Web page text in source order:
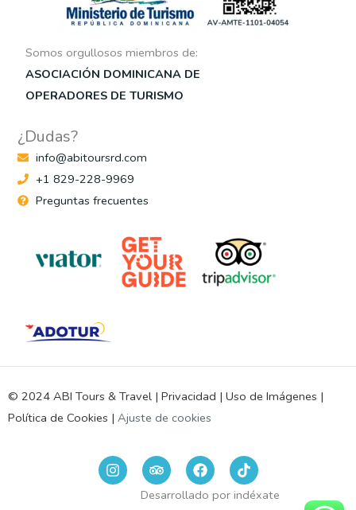
Somos orgullosos miembros de:
ASOCIACIÓN DOMINICANA DE
OPERADORES DE TURISMO
¿Dudas?
info@abitoursrd.com
+1 829-228-9969
Preguntas frecuentes
© 2024 ABI Tours & Travel | Privacidad | Uso de Imágenes |
Política de Cookies | Ajuste de cookies
I
n
s
T
r
i
p
F
a
c
e
Desarrollado porindéxate